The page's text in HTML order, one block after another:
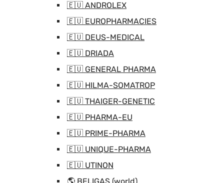
🇪🇺 ANDROLEX
🇪🇺 EUROPHARMACIES
🇪🇺 DEUS-MEDICAL
🇪🇺 DRIADA
🇪🇺 GENERAL PHARMA
🇪🇺 HILMA-SOMATROP
🇪🇺 THAIGER-GENETIC
🇪🇺 PHARMA-EU
🇪🇺 PRIME-PHARMA
🇪🇺 UNIQUE-PHARMA
🇪🇺 UTINON